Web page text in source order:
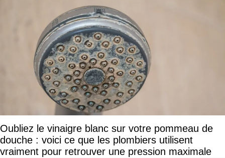
Oubliez le vinaigre blanc sur votre pommeau de
douche : voici ce que les plombiers utilisent
vraiment pour retrouver une pression maximale